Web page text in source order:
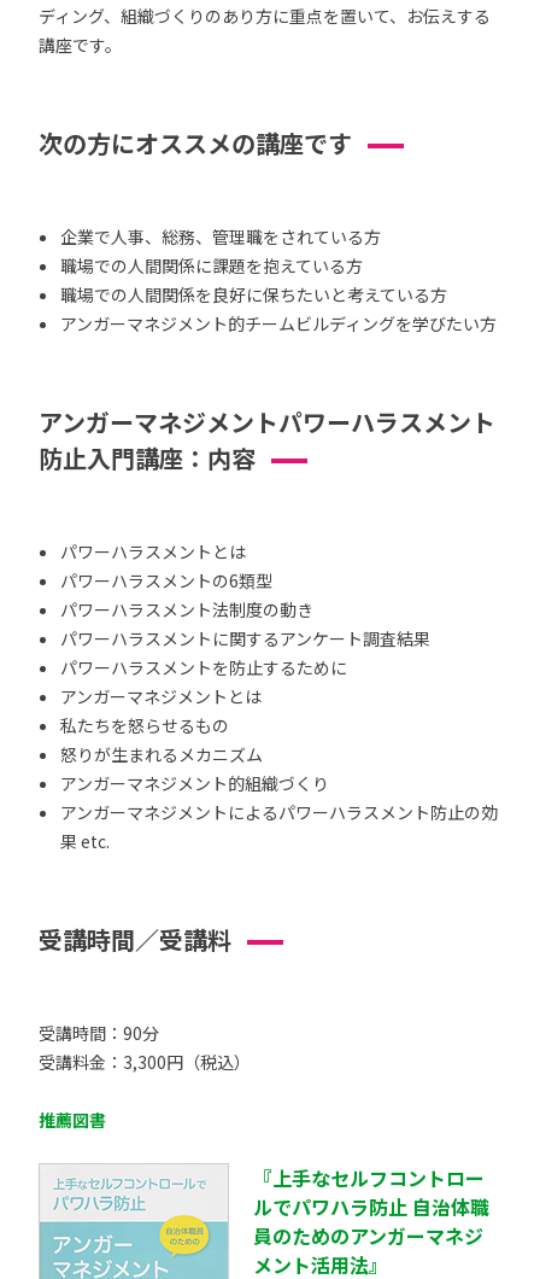
ディング、組織づくりのあり方に重点を置いて、お伝えする
講座です。
次の方にオススメの講座です
企業で人事、総務、管理職をされている方
職場での人間関係に課題を抱えている方
職場での人間関係を良好に保ちたいと考えている方
アンガーマネジメント的チームビルディングを学びたい方
アンガーマネジメントパワーハラスメント
防止入門講座：内容
パワーハラスメントとは
パワーハラスメントの6類型
パワーハラスメント法制度の動き
パワーハラスメントに関するアンケート調査結果
パワーハラスメントを防止するために
アンガーマネジメントとは
私たちを怒らせるもの
怒りが生まれるメカニズム
アンガーマネジメント的組織づくり
アンガーマネジメントによるパワーハラスメント防止の効
果 etc.
受講時間／受講料
受講時間：90分
受講料金：3,300円（税込）
推薦図書
『上手なセルフコントロー
ルでパワハラ防止 自治体職
員のためのアンガーマネジ
メント活用法』